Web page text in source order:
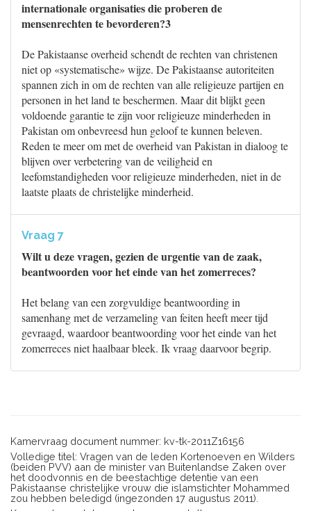
internationale organisaties die proberen de
mensenrechten te bevorderen?3
De Pakistaanse overheid schendt de rechten van christenen
niet op «systematische» wijze. De Pakistaanse autoriteiten
spannen zich in om de rechten van alle religieuze partijen en
personen in het land te beschermen. Maar dit blijkt geen
voldoende garantie te zijn voor religieuze minderheden in
Pakistan om onbevreesd hun geloof te kunnen beleven.
Reden te meer om met de overheid van Pakistan in dialoog te
blijven over verbetering van de veiligheid en
leefomstandigheden voor religieuze minderheden, niet in de
laatste plaats de christelijke minderheid.
Vraag 7
Wilt u deze vragen, gezien de urgentie van de zaak,
beantwoorden voor het einde van het zomerreces?
Het belang van een zorgvuldige beantwoording in
samenhang met de verzameling van feiten heeft meer tijd
gevraagd, waardoor beantwoording voor het einde van het
zomerreces niet haalbaar bleek. Ik vraag daarvoor begrip.
Kamervraag document nummer: kv-tk-2011Z16156
Volledige titel: Vragen van de leden Kortenoeven en Wilders
(beiden PVV) aan de minister van Buitenlandse Zaken over
het doodvonnis en de beestachtige detentie van een
Pakistaanse christelijke vrouw die islamstichter Mohammed
zou hebben beledigd (ingezonden 17 augustus 2011).